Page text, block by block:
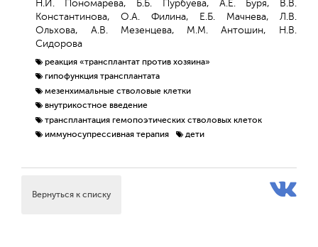
Н.И. Пономарева, Б.Б. Пурбуева, А.Е. Буря, В.В.
Константинова, О.А. Филина, Е.Б. Мачнева, Л.В.
Ольхова, А.В. Мезенцева, М.М. Антошин, Н.В.
Сидорова
реакция «трансплантат против хозяина»
гипофункция трансплантата
мезенхимальные стволовые клетки
внутрикостное введение
трансплантация гемопоэтических стволовых клеток
иммуносупрессивная терапия
дети
Вернуться к списку